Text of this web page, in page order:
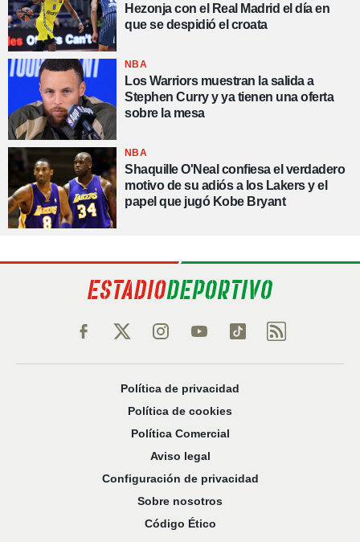
Hezonja con el Real Madrid el día en
que se despidió el croata
NBA
Los Warriors muestran la salida a
Stephen Curry y ya tienen una oferta
sobre la mesa
NBA
Shaquille O'Neal confiesa el verdadero
motivo de su adiós a los Lakers y el
papel que jugó Kobe Bryant
Política de privacidad
Política de cookies
Política Comercial
Aviso legal
Configuración de privacidad
Sobre nosotros
Código Ético